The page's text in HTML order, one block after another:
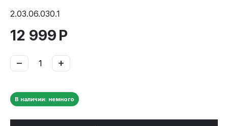
2.03.06.030.1
12 999 Р
+
−
В наличии: немного